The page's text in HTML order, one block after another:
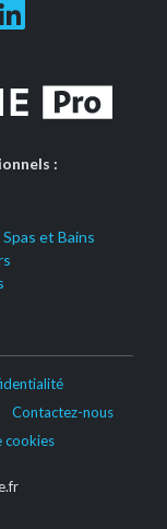
:
et Bains
Contactez-nous
cookies